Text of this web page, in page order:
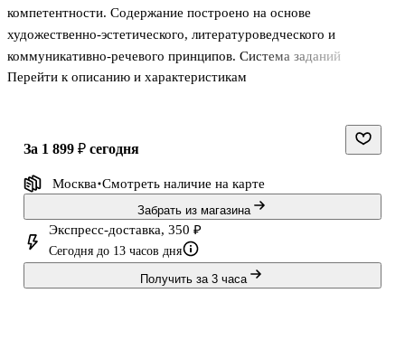
компетентности. Содержание построено на основе
художественно-эстетического, литературоведческого и
коммуникативно-речевого принципов. Система заданий
направлена на развитие познавательной мотивации и включение
подход, организовать дифференцированное обучение и
метапредметных результатов освоения Основной
образовательной программы начального общего образования.
Учебник соответствует требованиям Федерального
государственного образоват
Перейти к описанию и характеристикам
за 1 899 ₽ сегодня
Москва Смотреть наличие на карте
Забрать из магазина
Экспресс-доставка, 350 ₽
Сегодня до 13 часов дня
Получить за 3 часа